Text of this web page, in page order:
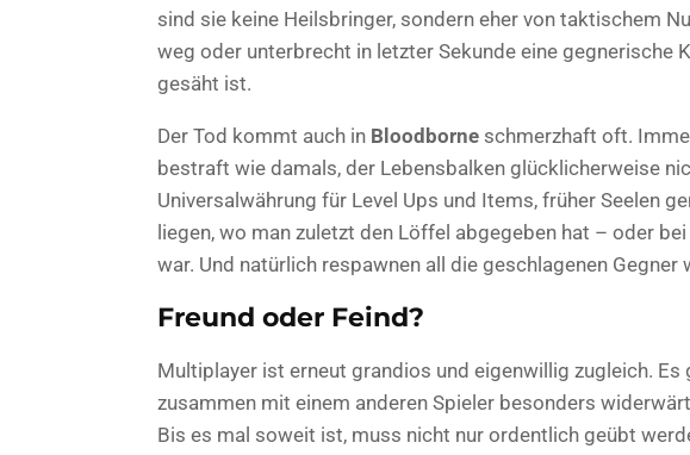
sind sie keine Heilsbringer, sondern eher von taktischem
weg oder unterbrecht in letzter Sekunde eine gegnerische
gesäht ist.
Der Tod kommt auch in Bloodborne schmerzhaft oft.
bestraft wie damals, der Lebensbalken glücklicherweise
Universalwährung für Level Ups und Items, früher Seelen
liegen, wo man zuletzt den Löffel abgegeben hat – oder
war. Und natürlich respawnen all die geschlagenen Gegner
Freund oder Feind?
Multiplayer ist erneut grandios und eigenwillig zugleich. Es
zusammen mit einem anderen Spieler besonders
Bis es mal soweit ist, muss nicht nur ordentlich geübt